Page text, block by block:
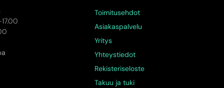
Toimitusehdot
Asiakaspalvelu
Yritys
Yhteystiedot
Rekisteriseloste
Takuu ja tuki